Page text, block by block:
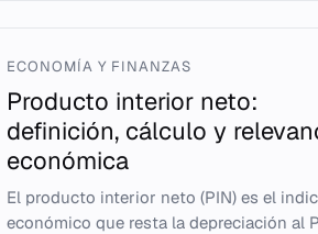
ECONOMÍA Y FINANZAS
Producto interior neto:
definición, cálculo y
económica
El producto interior neto (PIN) es el
económico que resta la depreciación al